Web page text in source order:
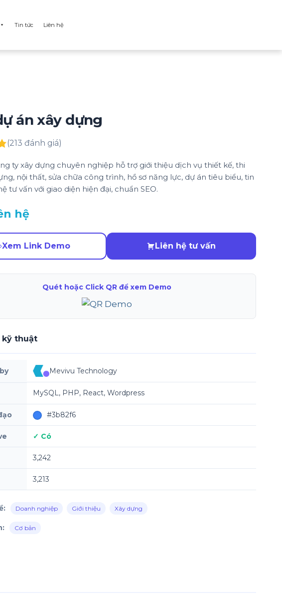
Tin tức Liên hệ
án xây dựng
(213 đánh giá)
ty xây dựng chuyên nghiệp hỗ trợ giới thiệu dịch vụ thiết kế, thi
nội thất, sửa chữa công trình, hồ sơ năng lực, dự án tiêu biểu, tin
tư vấn với giao diện hiện đại, chuẩn SEO.
hệ
Xem Link Demo Liên hệ tư vấn
Quét hoặc Click QR để xem Demo
thuật
Mevivu Technology
MySQL, PHP, React, Wordpress
#3b82f6
✓ Có
3,242
3,213
Doanh nghiệp Giới thiệu Xây dựng
Cơ bản